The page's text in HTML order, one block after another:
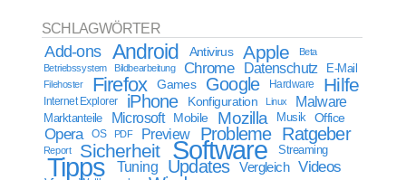
SCHLAGWÖRTER
Add-ons Android Antivirus Apple
Beta
Betriebssystem
Bildbearbeitung Chrome Datenschutz E-Mail
Filehoster Firefox Games Google Hardware Hilfe
Internet Explorer iPhone Konfiguration Linux Malware
Marktanteile Microsoft Mobile Mozilla Musik Office
Opera OS PDF Preview Probleme Ratgeber
Report Sicherheit Software Streaming
Tipps Tuning Updates Vergleich Videos